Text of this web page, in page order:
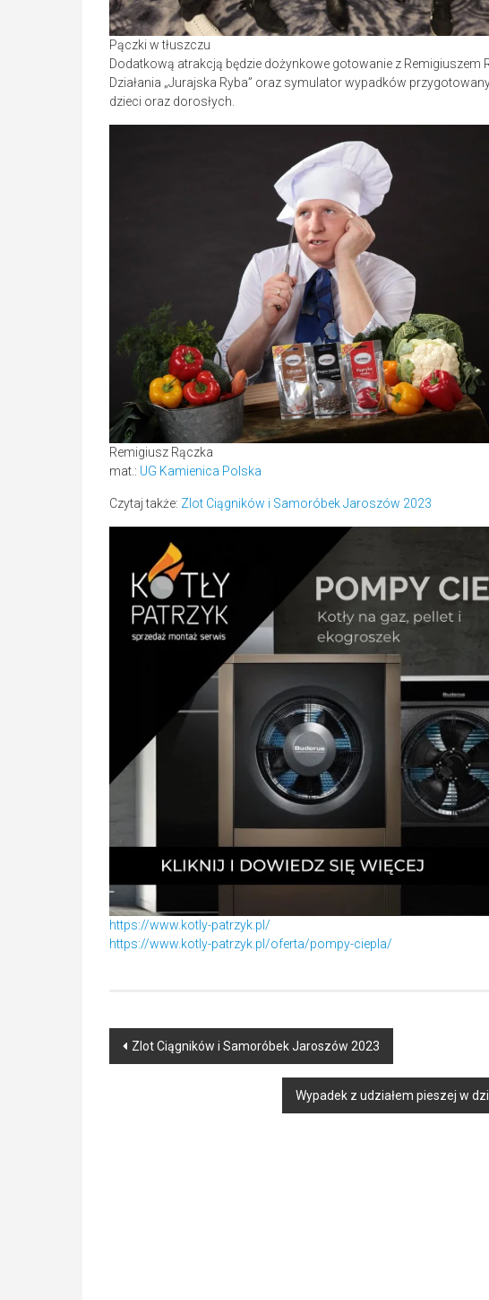
Pączki w tłuszczu
Dodatkową atrakcją będzie dożynkowe gotowanie z Remigiuszem
Działania „Jurajska Ryba” oraz symulator wypadków
dzieci oraz dorosłych.
Remigiusz Rączka
mat.: UG Kamienica Polska
Czytaj także: Zlot Ciągników i Samoróbek Jaroszów 2023
https://www.kotly-patrzyk.pl/
https://www.kotly-patrzyk.pl/oferta/pompy-ciepla/
Post
Zlot Ciągników i Samoróbek Jaroszów 2023
Wypadek z udziałem pieszej w